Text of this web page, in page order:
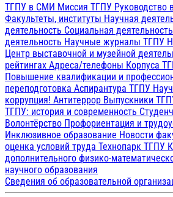
ТГПУ в СМИ Миссия ТГПУ Руководство
Факультеты, институты Научная
деятельность Социальная деятельность
деятельность Научные журналы ТГПУ
Центр выставочной и музейной
рейтингах Адреса/телефоны Корпуса
Повышение квалификации и
переподготовка Аспирантура ТГПУ
коррупция! Антитеррор Выпускники
ТГПУ: история и современность
Волонтёрство Профориентация и
Инклюзивное образование Новости
оценка условий труда Технопарк ТГПУ
дополнительного физико-
научного образования
Сведения об образовательной